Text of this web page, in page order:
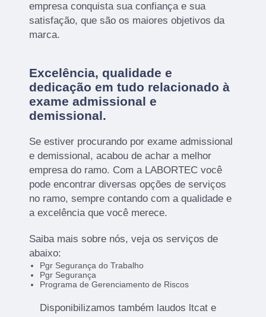
empresa conquista sua confiança e sua
satisfação, que são os maiores objetivos da
marca.
Excelência, qualidade e
dedicação em tudo relacionado à
exame admissional e
demissional.
Se estiver procurando por exame admissional
e demissional, acabou de achar a melhor
empresa do ramo. Com a LABORTEC você
pode encontrar diversas opções de serviços
no ramo, sempre contando com a qualidade e
a excelência que você merece.
Saiba mais sobre nós, veja os serviços de
abaixo:
Pgr Segurança do Trabalho
Pgr Segurança
Programa de Gerenciamento de Riscos
Disponibilizamos também laudos ltcat e